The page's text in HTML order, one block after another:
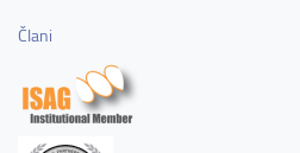
Člani